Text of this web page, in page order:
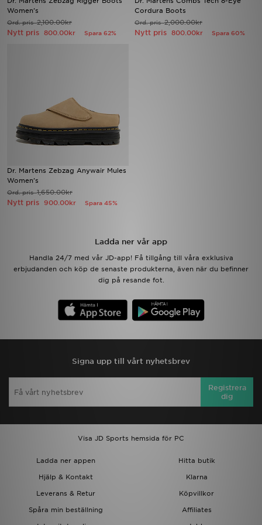
Women's
Ord. pris2,100.00kr
Nytt pris 800.00kr Spara 62%
Cordura Boots
Ord. pris2,000.00kr
Nytt pris 800.00kr Spara 60%
Dr. Martens Zebzag Anywair Mules
Women's
Ord. pris1,650.00kr
Nytt pris 900.00kr Spara 45%
Ladda ner vår app
Handla 24/7 med vår JD-app! Få tillgång till våra exklusiva
erbjudanden och köp de senaste produkterna, även när du befinner
dig på resande fot.
Signa upp till vårt nyhetsbrev
Registrera
dig
Visa JD Sports hemsida för PC
Ladda ner appen
Hitta butik
Hjälp & Kontakt
Klarna
Leverans & Retur
Köpvillkor
Spåra min beställning
Affiliates
Ladda ner appen
Kundservice
JD Blogg